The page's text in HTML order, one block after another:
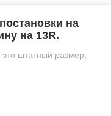
на
на 13R.
штатный размер,